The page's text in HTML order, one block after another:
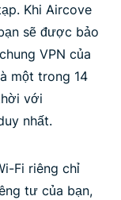
Khi Aircove
sẽ được bảo
VPN của
một trong 14
với
nhất.
Fi riêng chỉ
tư của bạn,